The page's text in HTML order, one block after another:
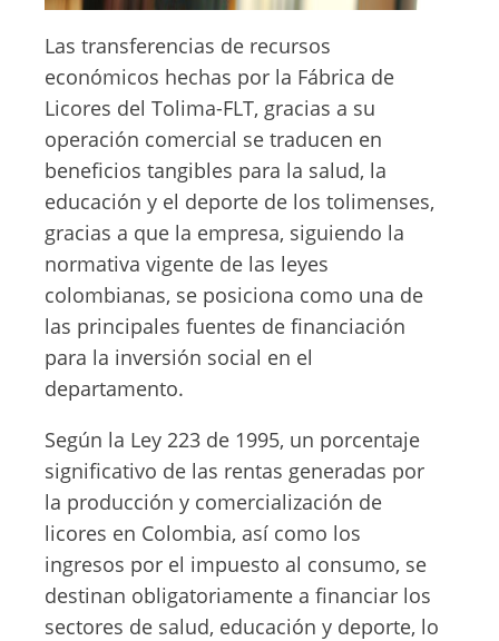
Las transferencias de recursos
económicos hechas por la Fábrica de
Licores del Tolima-FLT, gracias a su
operación comercial se traducen en
beneficios tangibles para la salud, la
educación y el deporte de los tolimenses,
gracias a que la empresa, siguiendo la
normativa vigente de las leyes
colombianas, se posiciona como una de
las principales fuentes de financiación
para la inversión social en el
departamento.
Según la Ley 223 de 1995, un porcentaje
significativo de las rentas generadas por
la producción y comercialización de
licores en Colombia, así como los
ingresos por el impuesto al consumo, se
destinan obligatoriamente a financiar los
sectores de salud, educación y deporte, lo